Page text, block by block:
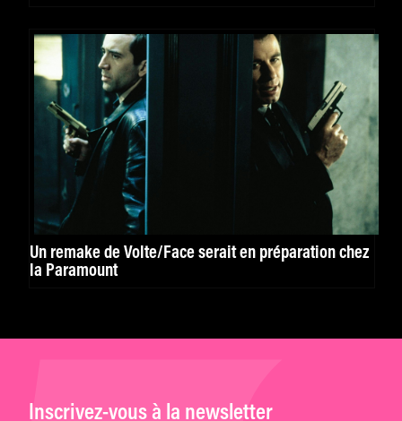
Un remake de Volte/Face serait en préparation chez
la Paramount
Inscrivez-vous à la newsletter